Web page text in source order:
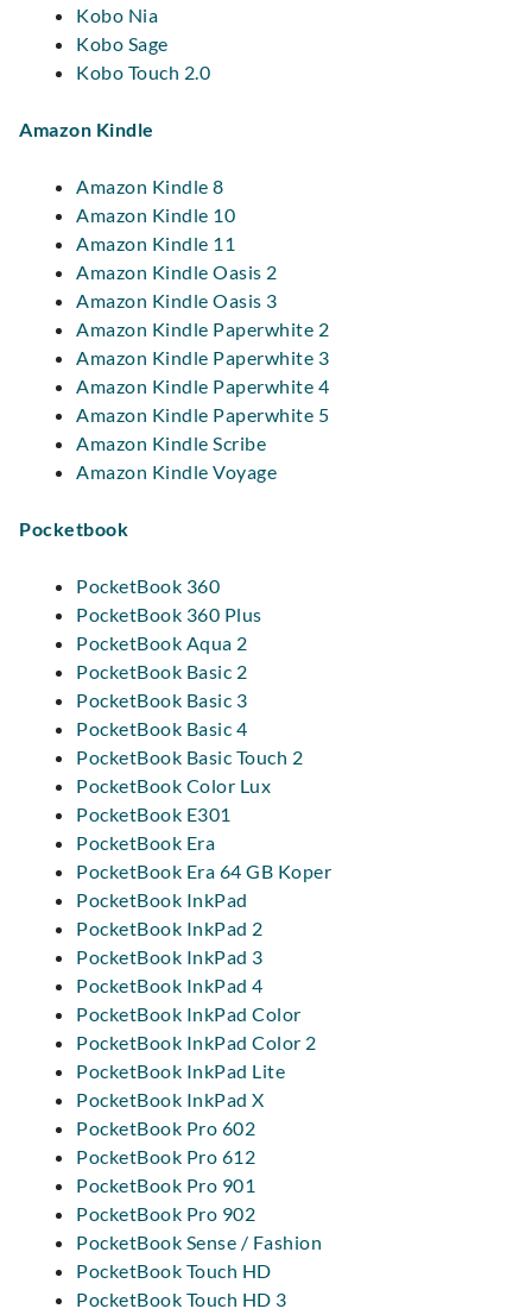
Kobo Nia
Kobo Sage
Kobo Touch 2.0
Amazon Kindle
Amazon Kindle 8
Amazon Kindle 10
Amazon Kindle 11
Amazon Kindle Oasis 2
Amazon Kindle Oasis 3
Amazon Kindle Paperwhite 2
Amazon Kindle Paperwhite 3
Amazon Kindle Paperwhite 4
Amazon Kindle Paperwhite 5
Amazon Kindle Scribe
Amazon Kindle Voyage
Pocketbook
PocketBook 360
PocketBook 360 Plus
PocketBook Aqua 2
PocketBook Basic 2
PocketBook Basic 3
PocketBook Basic 4
PocketBook Basic Touch 2
PocketBook Color Lux
PocketBook E301
PocketBook Era
PocketBook Era 64 GB Koper
PocketBook InkPad
PocketBook InkPad 2
PocketBook InkPad 3
PocketBook InkPad 4
PocketBook InkPad Color
PocketBook InkPad Color 2
PocketBook InkPad Lite
PocketBook InkPad X
PocketBook Pro 602
PocketBook Pro 612
PocketBook Pro 901
PocketBook Pro 902
PocketBook Sense / Fashion
PocketBook Touch HD
PocketBook Touch HD 3